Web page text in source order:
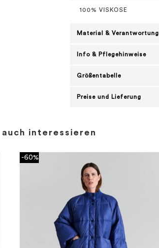
100% VISKOSE
Material & Verantwortung
Info & Pflegehinweise
Größentabelle
Preise und Lieferung
auch interessieren
-60%